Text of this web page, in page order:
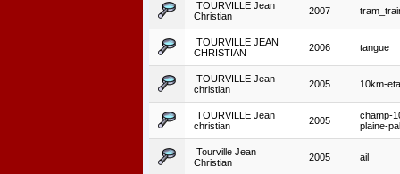
TOURVILLE Jean
Christian
2007
TOURVILLE JEAN
CHRISTIAN
2006 tangue
TOURVILLE Jean
christian
2005 10km-
TOURVILLE Jean
christian
2005
champ-
plaine-
Tourville Jean
Christian
2005 ail